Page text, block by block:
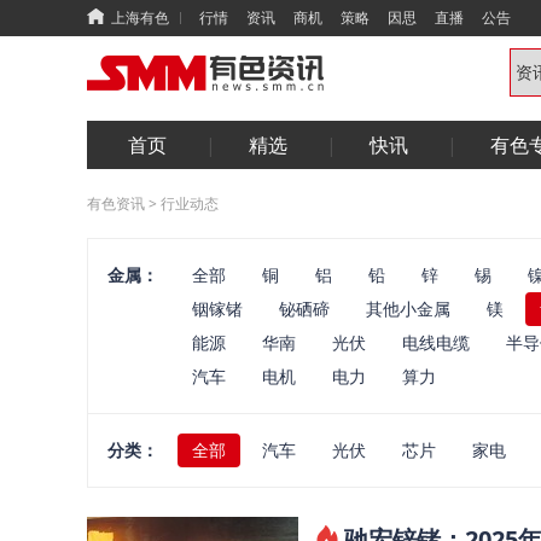
上海有色 行情 资讯 商机 策略 因思 直播 公告
首页 精选 快讯 有色
有色资讯> 行业动态
金属： 全部 铜 铝 铅 锌 锡
铟镓锗
铋硒碲 其他小金属 镁
能源
华南 光伏 电线电缆
半
汽车
电机 电力 算力
分类： 全部 汽车 光伏 芯片 家电